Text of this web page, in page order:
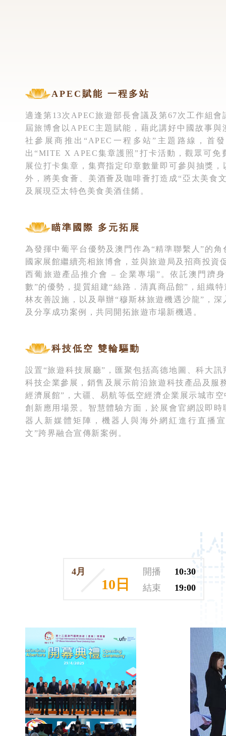
APEC賦能 一程多站
適逢第13次APEC旅遊部長會議及第67次工作組
屆旅博會以APEC主題賦能，藉此講好中國故事與
社參展商推出“APEC一程多站”主題路線，首
出“MITE X APEC集章護照”打卡活動，觀眾可免
展位打卡集章，集齊指定印章數量即可參與抽獎
外，將美食薈、美酒薈及咖啡薈打造成“亞太美食
及展現亞太特色美食美酒佳餚。
瞄準國際 多元拓展
為發揮中葡平台優勢及澳門作為“精準聯繫人”的
國家展館繼續亮相旅博會，並與旅遊局及招商投資
西葡旅遊產品推介會 – 企業專場”。依託澳門躋
數”的優勢，提質組建“絲路．清真商品館”，組織
林友善設施，以及舉辦“穆斯林旅遊機遇沙龍”，
及分享成功案例，共同開拓旅遊市場新機遇。
科技低空 雙輪驅動
設置“旅遊科技展廳”，匯聚包括高德地圖、科大
科技企業參展，銷售及展示前沿旅遊科技產品及服
經濟展館”，大疆、易航等低空經濟企業展示城市
創新應用場景。智慧體驗方面，於展會官網設即
器人新媒體矩陣，機器人與海外網紅進行直播
文”跨界融合宣傳新案例。
4月
10日
開播
10:30
結束
19:00